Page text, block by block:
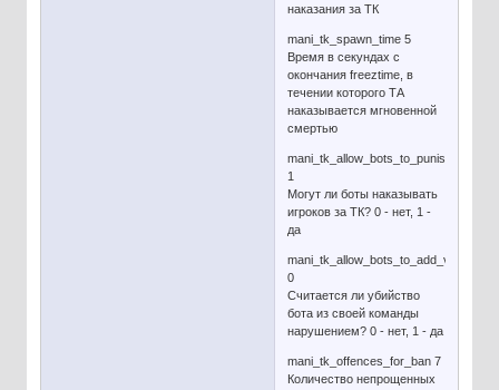
наказания за ТК
mani_tk_spawn_time 5
Время в секундах с
окончания freeztime, в
течении которого ТА
наказывается мгновенной
смертью
mani_tk_allow_bots_to_punish
1
Могут ли боты наказывать
игроков за ТК? 0 - нет, 1 -
да
mani_tk_allow_bots_to_add_violations
0
Считается ли убийство
бота из своей команды
нарушением? 0 - нет, 1 - да
mani_tk_offences_for_ban 7
Количество непрощенных